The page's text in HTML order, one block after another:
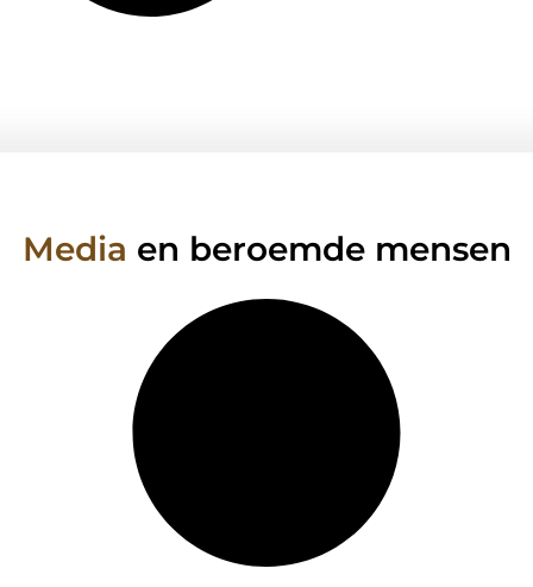
Media en beroemde mensen